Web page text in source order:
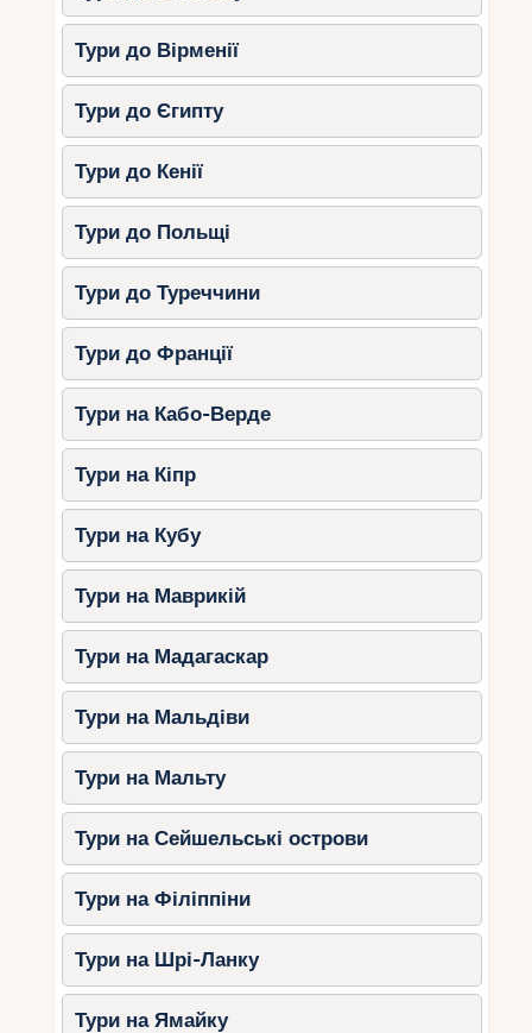
Тури до Вірменії
Тури до Єгипту
Тури до Кенії
Тури до Польщі
Тури до Туреччини
Тури до Франції
Тури на Кабо-Верде
Тури на Кіпр
Тури на Кубу
Тури на Маврикій
Тури на Мадагаскар
Тури на Мальдіви
Тури на Мальту
Тури на Сейшельські острови
Тури на Філіппіни
Тури на Шрі-Ланку
Тури на Ямайку